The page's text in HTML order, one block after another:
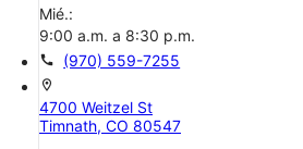
Mié.:
9:00 a.m. a 8:30 p.m.
call (970) 559-7255
location_on
4700 Weitzel St
Timnath, CO 80547